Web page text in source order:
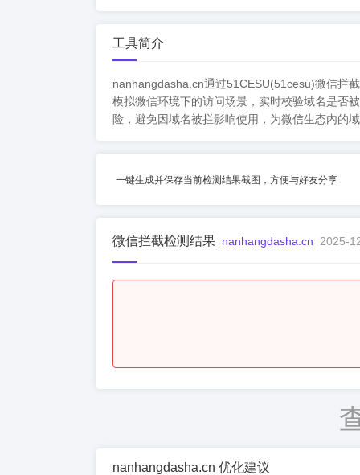
工具简介
nanhangdasha.cn通过51CESU(51cesu)微信拦
模拟微信环境下的访问场景，实时校验域名是否
险，避免因域名被拦影响使用，为微信生态内的
一键生成并保存当前检测结果截图，方便与好友分享
微信拦截检测结果 nanhangdasha.cn 2025-
nanhangdasha.cn 优化建议